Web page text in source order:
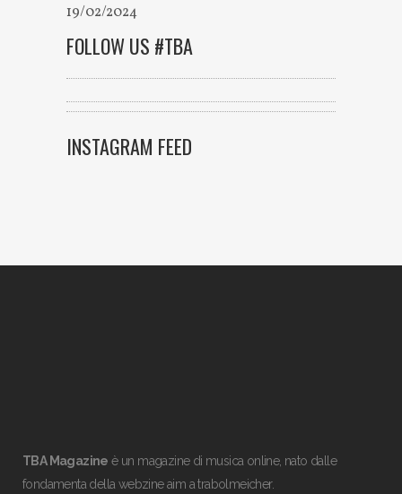
19/02/2024
FOLLOW US #TBA
INSTAGRAM FEED
TBA Magazine è un magazine di musica online, nato dalle
fondamenta della webzine aim a trabolmeicher.